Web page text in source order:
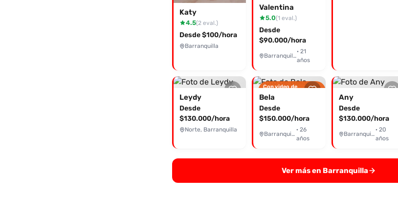
Katy
4.5(2 eval.)
Desde $100/hora
Barranquilla
Valentina
5.0(1 eval.)
Desde
$90.000/hora
Barranquilla
· 21
años
Leydy
Desde
$130.000/hora
Norte, Barranquilla
Con video de
verificación
Bela
Desde
$150.000/hora
Barranquilla
· 26
años
Any
Desde
$130.000/hora
Barranquilla
· 20
años
Ver más en Barranquilla